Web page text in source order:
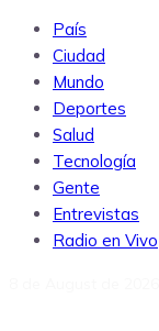
País
Ciudad
Mundo
Deportes
Salud
Tecnología
Gente
Entrevistas
Radio en Vivo